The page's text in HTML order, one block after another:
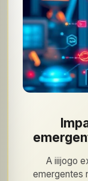
A iiijogo
emergentes